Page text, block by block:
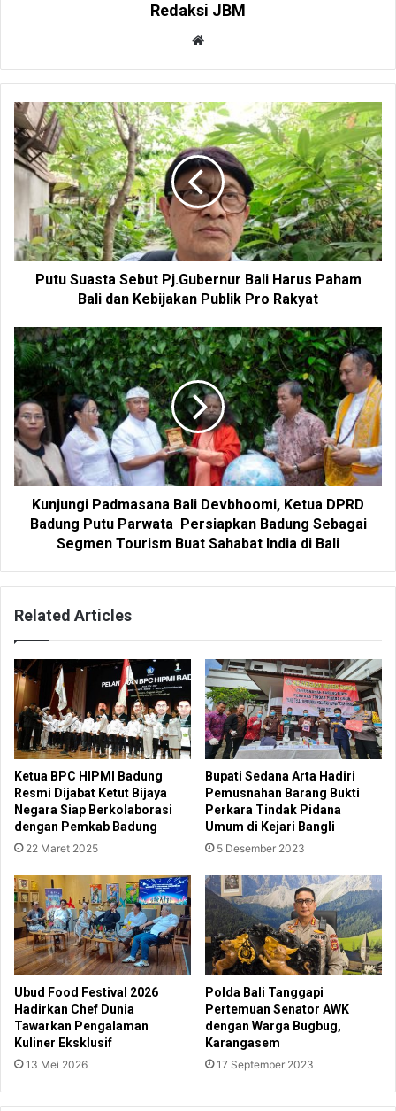
Redaksi JBM
b
s
i
t
e
Putu Suasta Sebut Pj.Gubernur Bali Harus Paham
Bali dan Kebijakan Publik Pro Rakyat
Kunjungi Padmasana Bali Devbhoomi, Ketua DPRD
Badung Putu Parwata Persiapkan Badung Sebagai
Segmen Tourism Buat Sahabat India di Bali
Related Articles
Ketua BPC HIPMI Badung
Resmi Dijabat Ketut Bijaya
Negara Siap Berkolaborasi
dengan Pemkab Badung
22 Maret 2025
Bupati Sedana Arta Hadiri
Pemusnahan Barang Bukti
Perkara Tindak Pidana
Umum di Kejari Bangli
5 Desember 2023
Ubud Food Festival 2026
Hadirkan Chef Dunia
Tawarkan Pengalaman
Kuliner Eksklusif
13 Mei 2026
Polda Bali Tanggapi
Pertemuan Senator AWK
dengan Warga Bugbug,
Karangasem
17 September 2023